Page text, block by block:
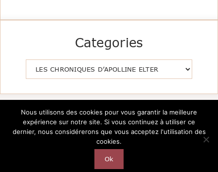
Categories
Copyright @2026 Le Pavillon de la Littérature -
CréationAutarTICa
Nous utilisons des cookies pour vous garantir la meilleure
expérience sur notre site. Si vous continuez à utiliser ce
dernier, nous considérerons que vous acceptez l'utilisation des
cookies.
Ok